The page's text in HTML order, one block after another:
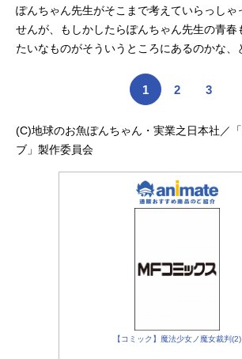
ぽんちゃん先生がそこまで考えていらっしゃ
せんが、もしかしたらぽんちゃん先生の青春
たいなものがそういうところにあるのかな、
1 2 3
(C)地球のお魚ぽんちゃん・実業之日本社／
ブ」製作委員会
【コミック】魔法少女ノ魔女裁判(2)